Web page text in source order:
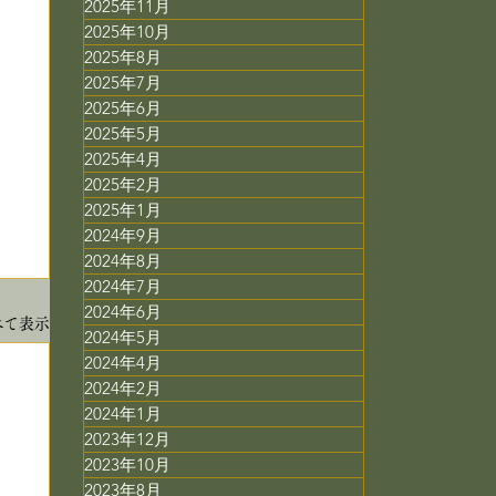
表示
2025年11月
2025年10月
2025年8月
2025年7月
2025年6月
2025年5月
2025年4月
2025年2月
2025年1月
2024年9月
2024年8月
2024年7月
2024年6月
2024年5月
2024年4月
2024年2月
2024年1月
2023年12月
2023年10月
2023年8月